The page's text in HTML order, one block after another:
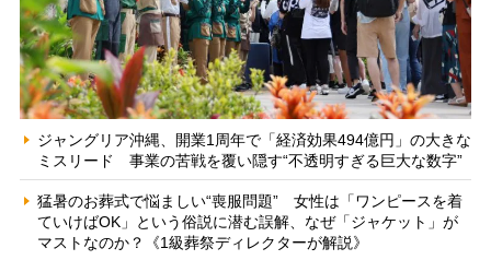
ジャングリア沖縄、開業1周年で「経済効果494億円」の大きな
ミスリード 事業の苦戦を覆い隠す“不透明すぎる巨大な数字”
猛暑のお葬式で悩ましい“喪服問題” 女性は「ワンピースを着
ていけばOK」という俗説に潜む誤解、なぜ「ジャケット」が
マストなのか？《1級葬祭ディレクターが解説》